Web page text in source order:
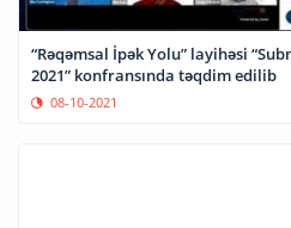
“Rəqəmsal İpək Yolu” layihəsi
2021” konfransında təqdim edilib
08-10-2021